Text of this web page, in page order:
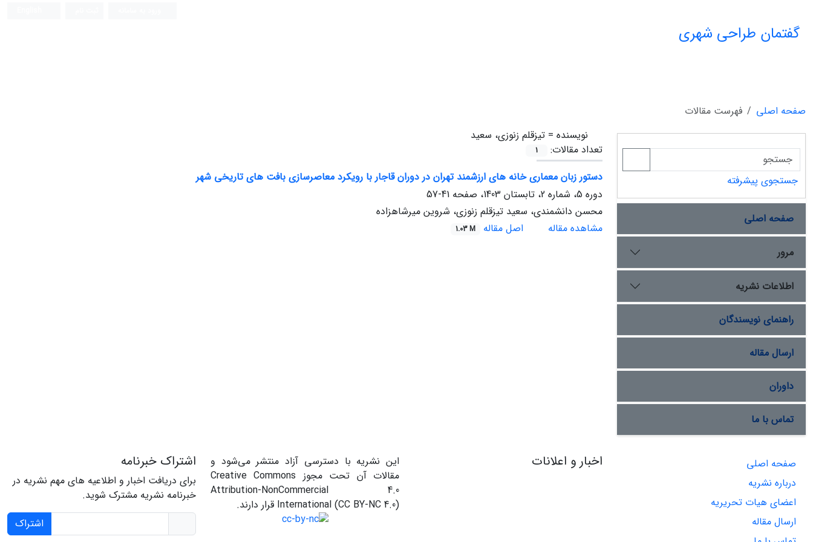
گفتمان طراحی شهری
صفحه اصلی
فهرست مقالات
نویسنده = تیزقلم زنوزی، سعید
تعداد مقالات:
1
دستور زبان معماری خانه های ارزشمند تهران در دوران قاجار با رویکرد معاصرسازی بافت های تاریخی شهر
دوره 5، شماره 2، تابستان 1403، صفحه
41-57
محسن دانشمندی، سعید تیزقلم زنوزی، شروین میرشاهزاده
مشاهده مقاله
اصل مقاله 1.03 M
جستجوی پیشرفته
صفحه اصلی
مرور
اطلاعات نشریه
راهنمای نویسندگان
ارسال مقاله
داوران
تماس با ما
صفحه اصلی
درباره نشریه
اعضای هیات تحریریه
ارسال مقاله
اخبار و اعلانات
این نشریه با دسترسی آزاد منتشر می‌شود و
مقالات آن تحت مجوز Creative Commons
Attribution-NonCommercial 4.0
International (CC BY-NC 4.0) قرار دارند.
اشتراک خبرنامه
برای دریافت اخبار و اطلاعیه های مهم نشریه در
خبرنامه نشریه مشترک شوید.
اشتراک